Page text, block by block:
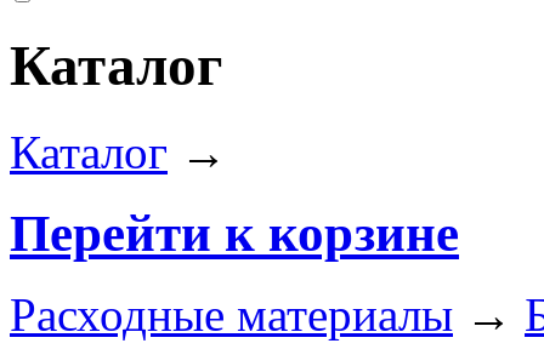
Каталог
Каталог →
Перейти к корзине
Расходные материалы →